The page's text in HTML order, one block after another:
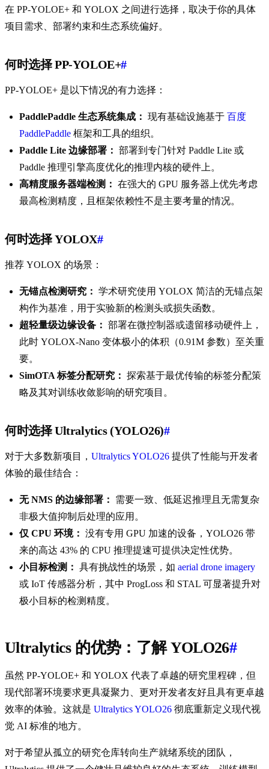
在 PP-YOLOE+ 和 YOLOX 之间进行选择，取决于你的具体
项目需求、部署约束和生态系统偏好。
何时选择 PP-YOLOE+#
PP-YOLOE+ 是以下情况的有力选择：
PaddlePaddle 生态系统集成： 现有基础设施基于 百度
PaddlePaddle 框架和工具的组织。
Paddle Lite 边缘部署： 部署到专门针对 Paddle Lite 或
Paddle 推理引擎高度优化的推理内核的硬件上。
高精度服务器端检测： 在强大的 GPU 服务器上优先考虑
最高检测精度，且框架依赖性不是主要考量的情况。
何时选择 YOLOX#
推荐 YOLOX 的场景：
无锚点检测研究： 学术研究使用 YOLOX 简洁的无锚点架
构作为基准，用于实验新的检测头或损失函数。
超轻量级边缘设备： 部署在微控制器或遗留移动硬件上，
此时 YOLOX-Nano 变体极小的体积（0.91M 参数）至关重
要。
SimOTA 标签分配研究： 探索基于最优传输的标签分配策
略及其对训练收敛影响的研究项目。
何时选择 Ultralytics (YOLO26)#
对于大多数新项目， Ultralytics YOLO26 提供了性能与开发者
体验的最佳结合：
无 NMS 的边缘部署：
需要一致、低延迟推理且无需复杂
非极大值抑制后处理的应用。
仅 CPU 环境： 没有专用 GPU 加速的设备，YOLO26 带
来的高达 43% 的 CPU 推理提速可提供决定性优势。
小目标检测： 具有挑战性的场景，如 aerial drone imagery
或 IoT 传感器分析，其中 ProgLoss 和 STAL 可显著提升对
极小目标的检测精度。
Ultralytics 的优势：了解 YOLO26#
虽然 PP-YOLOE+ 和 YOLOX 代表了卓越的研究里程碑，但
现代部署环境要求更具凝聚力、更对开发者友好且具有更卓越
效率的体验。这就是 Ultralytics YOLO26 彻底重新定义现代视
觉 AI 标准的地方。
对于希望从孤立的研究仓库转向生产就绪系统的团队，